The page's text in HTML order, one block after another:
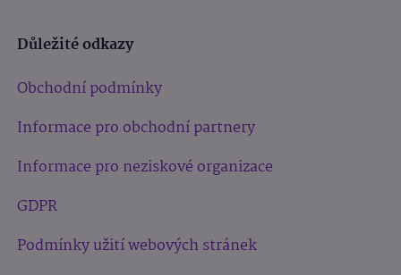
Důležité odkazy
Obchodní podmínky
Informace pro obchodní partnery
Informace pro neziskové organizace
GDPR
Podmínky užití webových stránek